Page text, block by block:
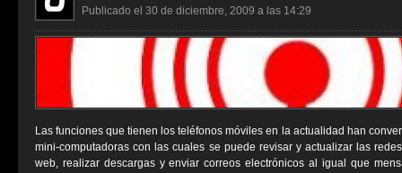
Publicado el 30 de diciembre, 2009 a las 14:29
Las funciones que tienen los teléfonos móviles en la actualidad han
mini-computadoras con las cuales se puede revisar y actualizar las
web, realizar descargas y enviar correos electrónicos al igual que